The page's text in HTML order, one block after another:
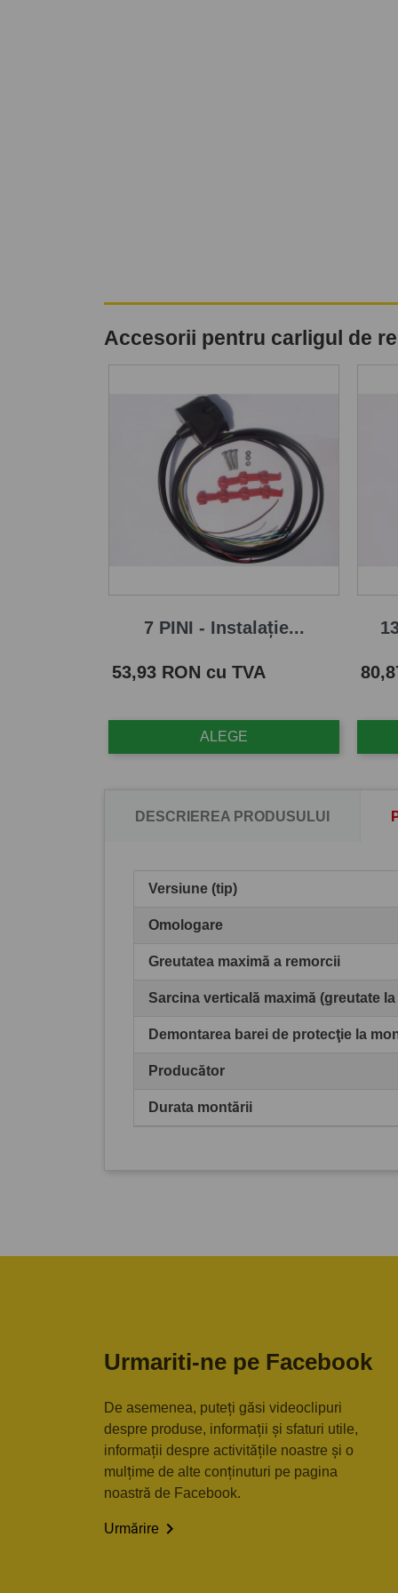
Accesorii pentru carligul de
7 PINI - Instalație...
Pret
53,93 RON cu TVA
ALEGE
Pret
DESCRIEREA PRODUSULUI
Versiune (tip)
Omologare
Greutatea maximă a remorcii
Sarcina verticală maximă (greutate
Demontarea barei de protecţie la
Producător
Durata montării
Urmariti-ne pe Facebook
De asemenea, puteți găsi videoclipuri
despre produse, informații și sfaturi utile,
informații despre activitățile noastre și o
mulțime de alte conținuturi pe pagina
noastră de Facebook.
Urmărire 